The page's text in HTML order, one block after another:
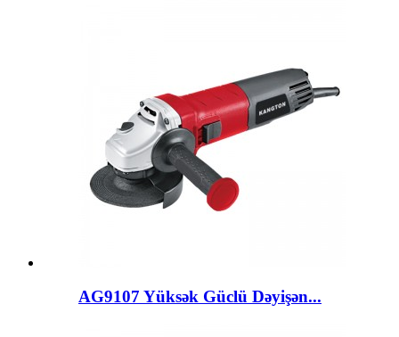
AG9107 Yüksək Güclü Dəyişən...